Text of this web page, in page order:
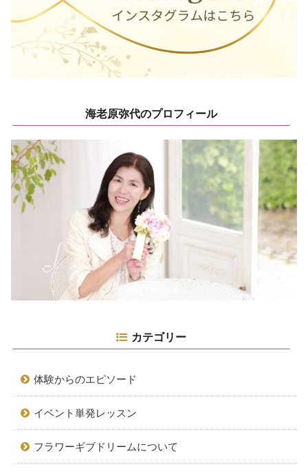
海老原弥代のプロフィール
カテゴリー
体験からのエピソード
イベント単発レッスン
フラワーギブドリームについて